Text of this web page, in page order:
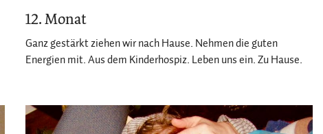
12. Monat
Ganz gestärkt ziehen wir nach Hause. Nehmen die guten
Energien mit. Aus dem Kinderhospiz. Leben uns ein. Zu Hause.